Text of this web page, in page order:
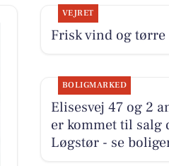
VEJRET
Frisk vind og
BOLIGMARKED
Elisesvej 47 og 2
er kommet til salg
Løgstør - se